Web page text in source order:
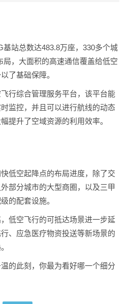
基站总数达483.8万座，330多个城
，大面积的高速通信覆盖给低空
了基础保障。
行综合管理服务平台，该平台能
监控，并且可以进行航线的动态
提升了空域资源的利用效率。
低空起降点的布局进度，除了交
部分城市的大型商圈，以及三甲
的配套设施。
低空飞行的可抵达场景进一步延
、应急医疗物资投送等新场景的
的此刻，你最为看好哪一个细分